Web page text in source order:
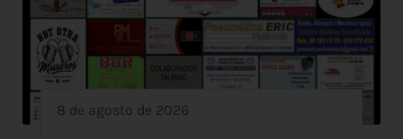
8 de agosto de 2026